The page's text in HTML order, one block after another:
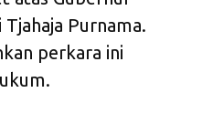
Purnama.
perkara ini